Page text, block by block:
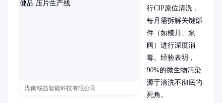
湖南锐益智能科技有限公司
行CIP原位清洗，
每月需拆解关键部
件（如模具、泵
阀）进行深度消
毒。经验表明，
90%的微生物污染
源于清洗不彻底的
死角。